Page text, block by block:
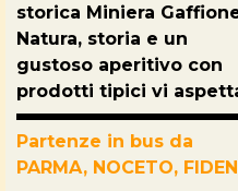
storica Miniera
Natura, storia e un
gustoso aperitivo con
prodotti tipici vi
Partenze in bus da
PARMA, NOCETO,